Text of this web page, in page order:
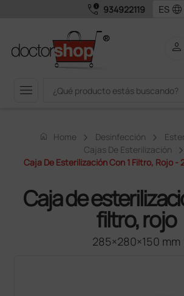
call_quality 934922119 language
menu
person
home Home Desinfección
Cajas De Esterilización
Caja De Esterilización Con 1 Filtro, Rojo -
Caja de
filtro, rojo
285×280×150 mm